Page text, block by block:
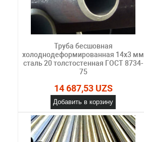
Труба бесшовная
холоднодеформированная 14х3 мм
сталь 20 толстостенная ГОСТ 8734-
75
14 687,53 UZS
Добавить в корзину